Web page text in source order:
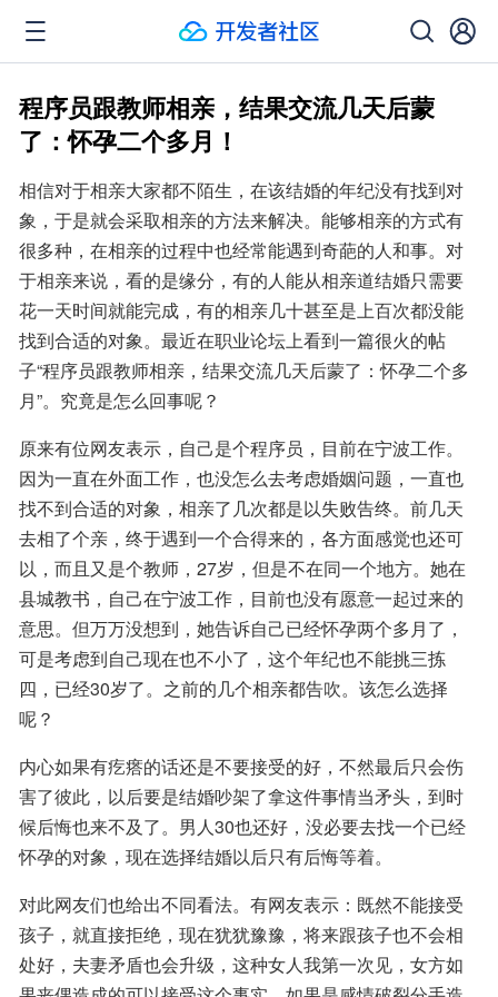
程序员跟教师相亲，结果交流几天后蒙
了：怀孕二个多月！
相信对于相亲大家都不陌生，在该结婚的年纪没有找到对
象，于是就会采取相亲的方法来解决。能够相亲的方式有
很多种，在相亲的过程中也经常能遇到奇葩的人和事。对
于相亲来说，看的是缘分，有的人能从相亲道结婚只需要
花一天时间就能完成，有的相亲几十甚至是上百次都没能
找到合适的对象。最近在职业论坛上看到一篇很火的帖
子“程序员跟教师相亲，结果交流几天后蒙了：怀孕二个多
月”。究竟是怎么回事呢？
原来有位网友表示，自己是个程序员，目前在宁波工作。
因为一直在外面工作，也没怎么去考虑婚姻问题，一直也
找不到合适的对象，相亲了几次都是以失败告终。前几天
去相了个亲，终于遇到一个合得来的，各方面感觉也还可
以，而且又是个教师，27岁，但是不在同一个地方。她在
县城教书，自己在宁波工作，目前也没有愿意一起过来的
意思。但万万没想到，她告诉自己已经怀孕两个多月了，
可是考虑到自己现在也不小了，这个年纪也不能挑三拣
四，已经30岁了。之前的几个相亲都告吹。该怎么选择
呢？
内心如果有疙瘩的话还是不要接受的好，不然最后只会伤
害了彼此，以后要是结婚吵架了拿这件事情当矛头，到时
候后悔也来不及了。男人30也还好，没必要去找一个已经
怀孕的对象，现在选择结婚以后只有后悔等着。
对此网友们也给出不同看法。有网友表示：既然不能接受
孩子，就直接拒绝，现在犹犹豫豫，将来跟孩子也不会相
处好，夫妻矛盾也会升级，这种女人我第一次见，女方如